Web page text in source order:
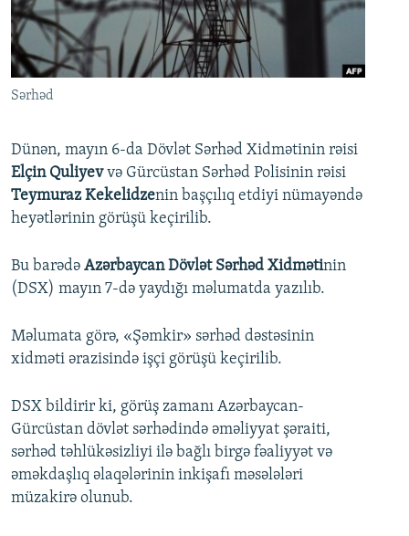
İNFOQRAFIKA
KARIKATURA
AZƏRBAYCAN ƏDƏBIYYATI KITABXANASI
İSLAM VƏ DEMOKRATIYA
MISSIYAMIZ
PEŞƏ ETIKASI VƏ JURNALISTIKA STANDARTLARIMIZ
BIZIMLƏ ƏLAQƏ
XƏBƏR BÜLLETENLƏRIMIZ
BIZI IZLƏ
Sərhəd
Dünən, mayın 6-da Dövlət Sərhəd Xidmətinin rəisi
Elçin Quliyevvə Gürcüstan Sərhəd Polisinin rəisi
Teymuraz Kekelidzenin başçılıq etdiyi nümayəndə
heyətlərinin görüşü keçirilib.
Bu barədə Azərbaycan Dövlət Sərhəd Xidmətinin
(DSX) mayın 7-də yaydığı məlumatda yazılıb.
Məlumata görə, «Şəmkir» sərhəd dəstəsinin
xidməti ərazisində işçi görüşü keçirilib.
DSX bildirir ki, görüş zamanı Azərbaycan-
Gürcüstan dövlət sərhədində əməliyyat şəraiti,
sərhəd təhlükəsizliyi ilə bağlı birgə fəaliyyət və
əməkdaşlıq əlaqələrinin inkişafı məsələləri
müzakirə olunub.